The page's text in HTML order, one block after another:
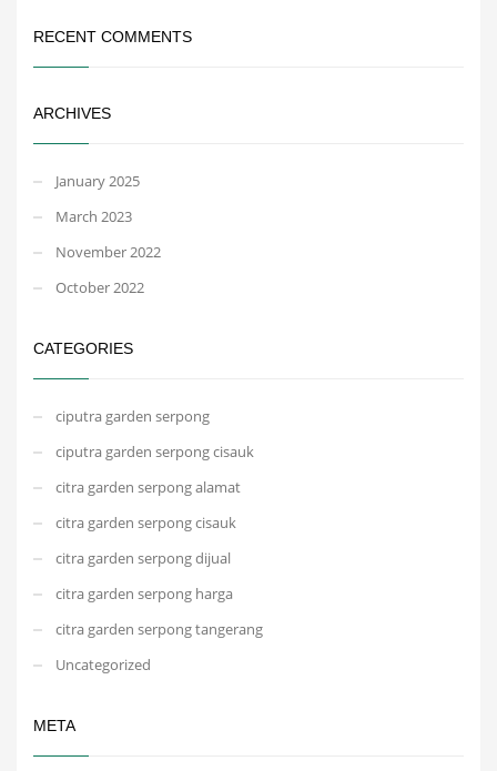
RECENT COMMENTS
ARCHIVES
January 2025
March 2023
November 2022
October 2022
CATEGORIES
ciputra garden serpong
ciputra garden serpong cisauk
citra garden serpong alamat
citra garden serpong cisauk
citra garden serpong dijual
citra garden serpong harga
citra garden serpong tangerang
Uncategorized
META